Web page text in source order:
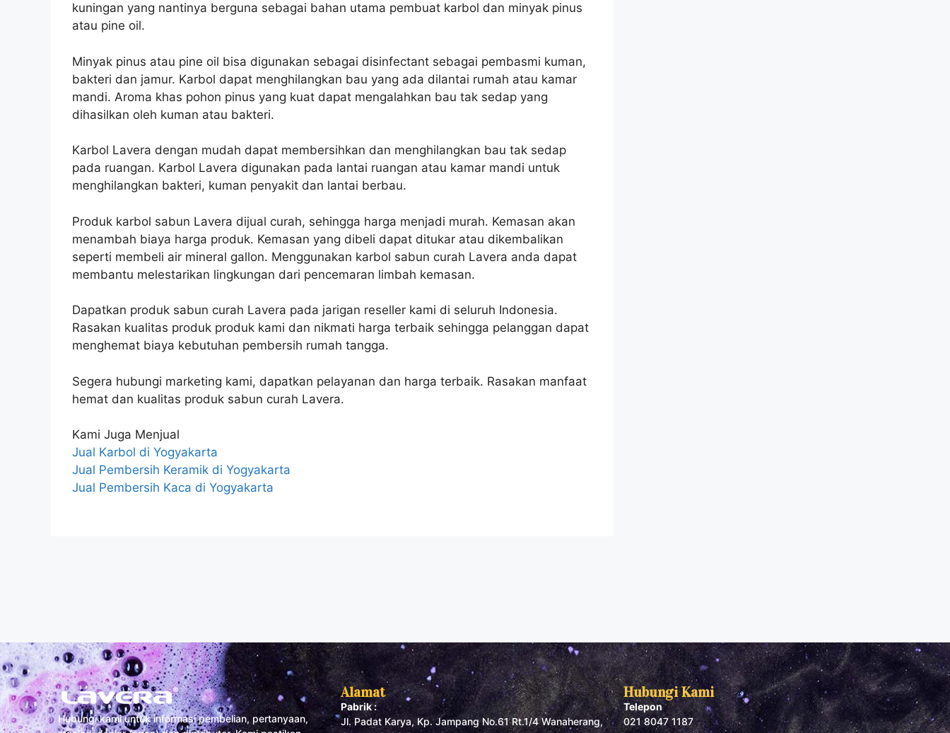
kuningan yang nantinya berguna sebagai bahan utama pembuat karbol dan minyak pinus
atau pine oil.
Minyak pinus atau pine oil bisa digunakan sebagai disinfectant sebagai pembasmi kuman,
bakteri dan jamur. Karbol dapat menghilangkan bau yang ada dilantai rumah atau kamar
mandi. Aroma khas pohon pinus yang kuat dapat mengalahkan bau tak sedap yang
dihasilkan oleh kuman atau bakteri.
Karbol Lavera dengan mudah dapat membersihkan dan menghilangkan bau tak sedap
pada ruangan. Karbol Lavera digunakan pada lantai ruangan atau kamar mandi untuk
menghilangkan bakteri, kuman penyakit dan lantai berbau.
Produk karbol sabun Lavera dijual curah, sehingga harga menjadi murah. Kemasan akan
menambah biaya harga produk. Kemasan yang dibeli dapat ditukar atau dikembalikan
seperti membeli air mineral gallon. Menggunakan karbol sabun curah Lavera anda dapat
membantu melestarikan lingkungan dari pencemaran limbah kemasan.
Dapatkan produk sabun curah Lavera pada jarigan reseller kami di seluruh Indonesia.
Rasakan kualitas produk produk kami dan nikmati harga terbaik sehingga pelanggan dapat
menghemat biaya kebutuhan pembersih rumah tangga.
Segera hubungi marketing kami, dapatkan pelayanan dan harga terbaik. Rasakan manfaat
hemat dan kualitas produk sabun curah Lavera.
Kami Juga Menjual
Jual Karbol di Yogyakarta
Jual Pembersih Keramik di Yogyakarta
Jual Pembersih Kaca di Yogyakarta
Hubungi kami untuk informasi pembelian, pertanyaan,
Alamat
Pabrik :
Jl. Padat Karya, Kp. Jampang No.61 Rt.1/4 Wanaherang,
Hubungi Kami
Telepon
021 8047 1187